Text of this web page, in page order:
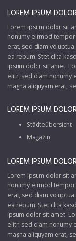
LOREM IPSUM
Lorem ipsum dolor sit
nonumy eirmod
erat, sed diam
ea rebum. Stet clita
ipsum dolor sit amet.
elitr, sed diam
magna aliquyam erat,
LOREM IPSUM
Städteübersicht
Magazin
LOREM IPSUM
Lorem ipsum dolor sit
nonumy eirmod
erat, sed diam
ea rebum. Stet clita
ipsum dolor sit amet.
elitr, sed diam
magna aliquyam erat,